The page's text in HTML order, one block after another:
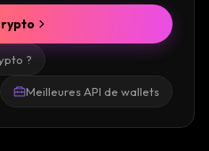
?
Meilleures API de wallets